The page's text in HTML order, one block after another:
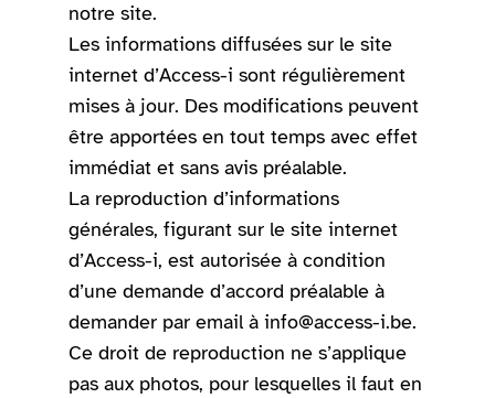
notre site.
Les informations diffusées sur le site
internet d’Access-i sont régulièrement
mises à jour. Des modifications peuvent
être apportées en tout temps avec effet
immédiat et sans avis préalable.
La reproduction d’informations
générales, figurant sur le site internet
d’Access-i, est autorisée à condition
d’une demande d’accord préalable à
demander par email à info@access-i.be.
Ce droit de reproduction ne s’applique
pas aux photos, pour lesquelles il faut en